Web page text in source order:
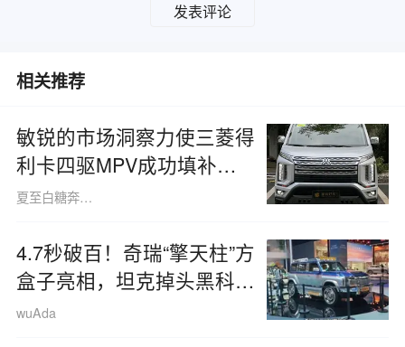
发表评论
相关推荐
敏锐的市场洞察力使三菱得
利卡四驱MPV成功填补了
同级别市场的空白。
夏至白糖奔跑屋
4.7秒破百！奇瑞“擎天柱”方
盒子亮相，坦克掉头黑科技
惊艳全场
wuAda